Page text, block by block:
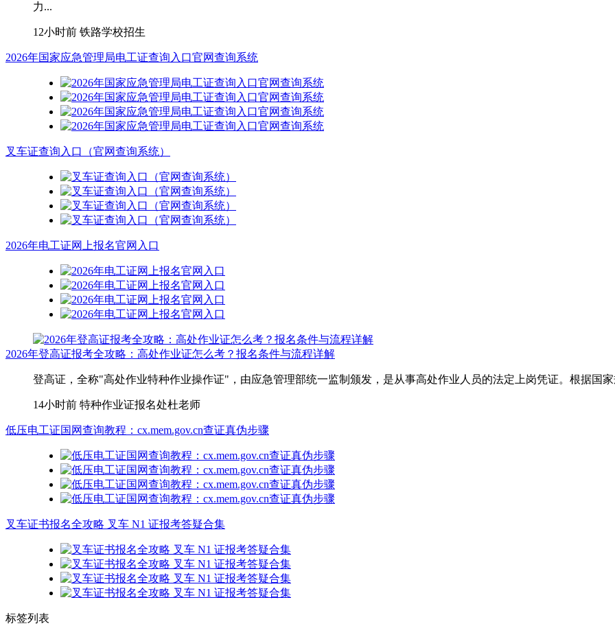
力...
12小时前 铁路学校招生
2026年国家应急管理局电工证查询入口官网查询系统
叉车证查询入口（官网查询系统）
2026年电工证网上报名官网入口
2026年登高证报考全攻略：高处作业证怎么考？报名条件与流程详解
登高证，全称"高处作业特种作业操作证"，由应急管理部统一监制颁发，是从事高处作业人员的法定上岗凭证。根据国
14小时前 特种作业证报名处杜老师
低压电工证国网查询教程：cx.mem.gov.cn查证真伪步骤
叉车证书报名全攻略 叉车 N1 证报考答疑合集
标签列表